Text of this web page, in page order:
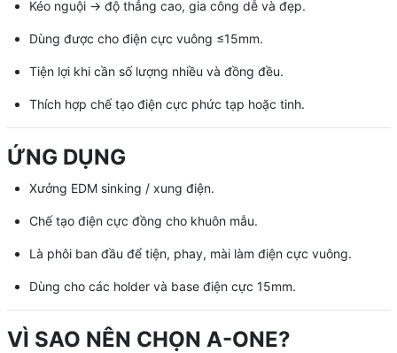
Kéo nguội → độ thẳng cao, gia công dễ và đẹp.
Dùng được cho điện cực vuông ≤15mm.
Tiện lợi khi cần số lượng nhiều và đồng đều.
Thích hợp chế tạo điện cực phức tạp hoặc tinh.
ỨNG DỤNG
Xưởng EDM sinking / xung điện.
Chế tạo điện cực đồng cho khuôn mẫu.
Là phôi ban đầu để tiện, phay, mài làm điện cực vuông.
Dùng cho các holder và base điện cực 15mm.
VÌ SAO NÊN CHỌN A-ONE?